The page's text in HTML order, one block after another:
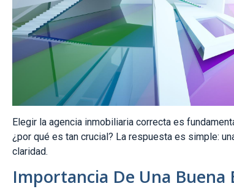
Elegir la agencia inmobiliaria correcta es
¿por qué es tan crucial? La respuesta es simple:
claridad.
Importancia De Una Buena